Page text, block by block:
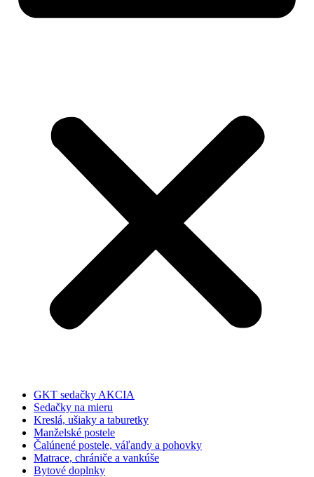
GKT sedačky AKCIA
Sedačky na mieru
Kreslá, ušiaky a taburetky
Manželské postele
Čalúnené postele, váľandy a pohovky
Matrace, chrániče a vankúše
Bytové doplnky